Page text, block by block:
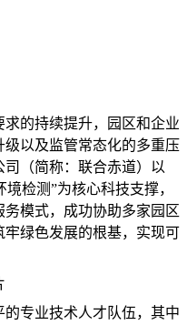
的持续提升，园区和企业
以及监管常态化的多重压
（简称：联合赤道）以
检测”为核心科技支撑，
模式，成功协助多家园区
绿色发展的根基，实现可
专业技术人才队伍，其中